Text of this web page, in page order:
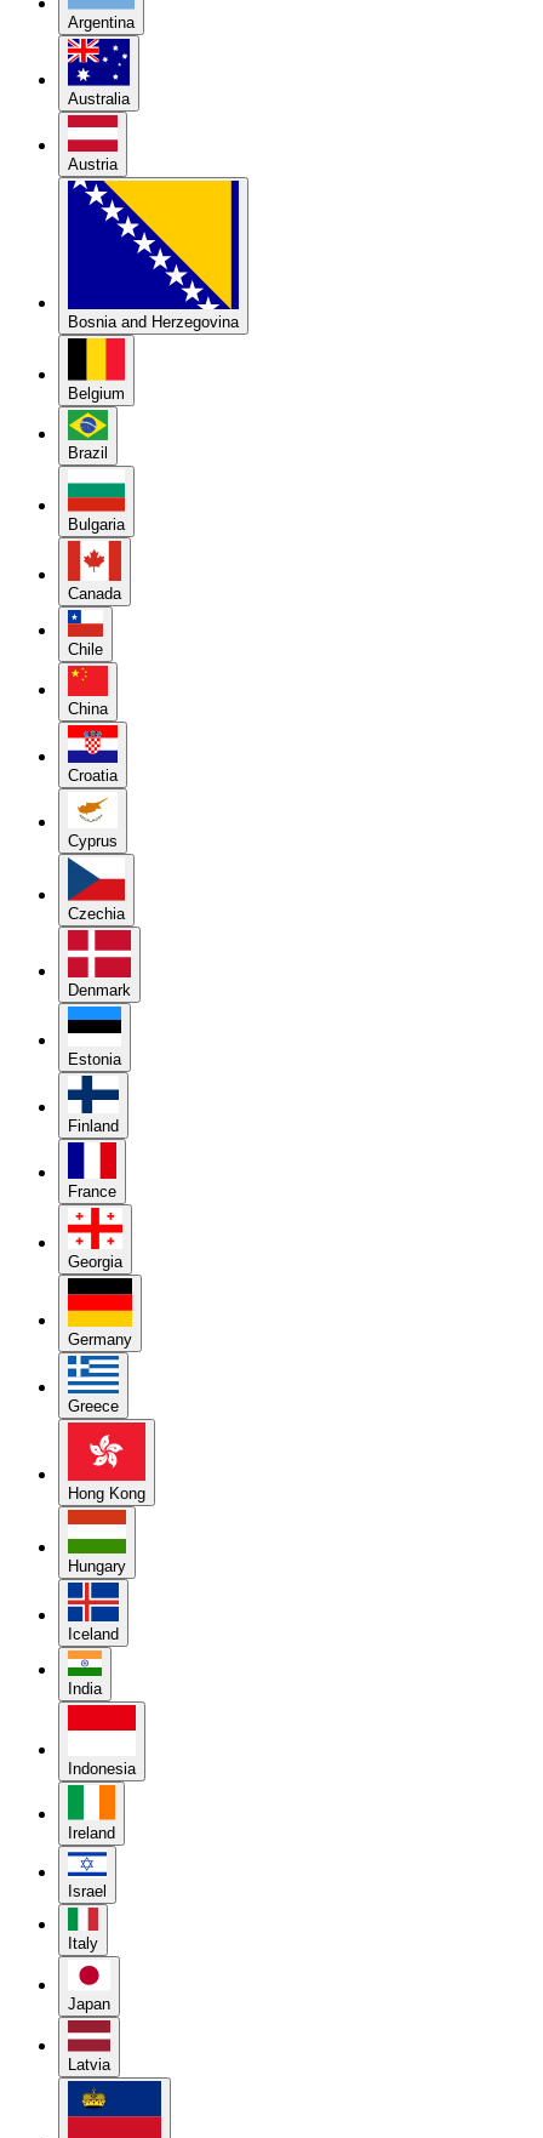
Argentina
Australia
Austria
Bosnia and Herzegovina
Belgium
Brazil
Bulgaria
Canada
Chile
China
Croatia
Cyprus
Czechia
Denmark
Estonia
Finland
France
Georgia
Germany
Greece
Hong Kong
Hungary
Iceland
India
Indonesia
Ireland
Israel
Italy
Japan
Latvia